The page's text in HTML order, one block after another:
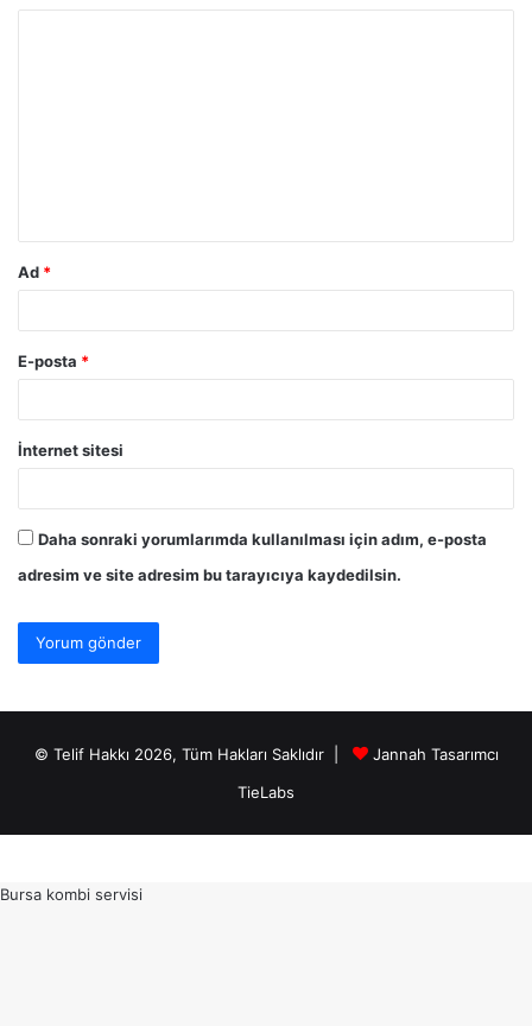
Ad *
E-posta *
İnternet sitesi
Daha sonraki yorumlarımda kullanılması için adım, e-posta
adresim ve site adresim bu tarayıcıya kaydedilsin.
© Telif Hakkı 2026, Tüm Hakları Saklıdır |
Jannah Tasarımcı
TieLabs
Bursa kombi servisi